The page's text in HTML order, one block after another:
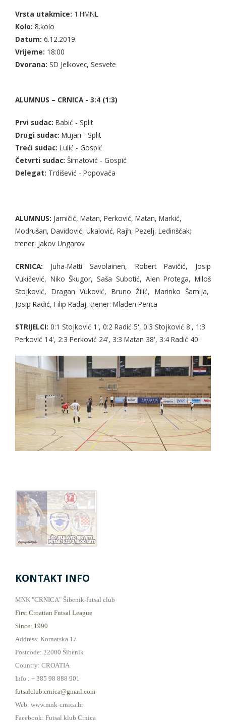
Vrsta utakmice: 1.HMNL
Kolo: 8.kolo
Datum: 6.12.2019.
Vrijeme: 18:00
Dvorana: SD Jelkovec, Sesvete
ALUMNUS – CRNICA - 3:4 (1:3)
Prvi sudac: Babić - Split
Drugi sudac: Mujan - Split
Treći sudac: Lulić - Gospić
Četvrti sudac: Šimatović - Gospić
Delegat: Trdišević - Popovača
ALUMNUS: Jamičić, Matan, Perković, Matan, Markić,
Modrušan, Davidović, Ukalović, Rajh, Pezelj, Ledinščak;
trener: Jakov Ungarov
CRNICA: Juha-Matti Savolainen, Robert Pavičić, Josip
Vukičević, Niko Škugor, Saša Subotić, Alen Protega, Miloš
Stojković, Dragan Vuković, Bruno Žilić, Marinko Šamija,
Josip Radić, Filip Radaj, trener: Mladen Perica
STRIJELCI: 0:1 Stojković 1', 0:2 Radić 5', 0:3 Stojković 8', 1:3
Perković 14', 2:3 Perković 24', 3:3 Matan 38', 3:4 Radić 40'
KONTAKT INFO
MNK "CRNICA" Šibenik-futsal club
First Croatian Futsal League
Since: 1990
Address: Kornatska 17
Postcode: 22000 Šibenik
Country: CROATIA
Info : + 385 98 888 901
futsalclub.crnica@gmail.com
Web: www.mnk-crnica.hr
Facebook: Futsal klub Crnica